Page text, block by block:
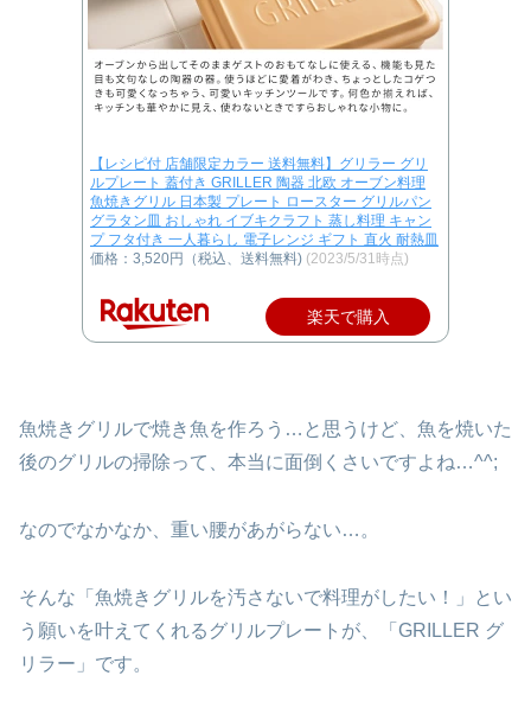
【レシピ付 店舗限定カラー 送料無料】グリラー グリ
ルプレート 蓋付き GRILLER 陶器 北欧 オーブン料理
魚焼きグリル 日本製 プレート ロースター グリルパン
グラタン皿 おしゃれ イブキクラフト 蒸し料理 キャン
プ フタ付き 一人暮らし 電子レンジ ギフト 直火 耐熱皿
価格：3,520円（税込、送料無料) (2023/5/31時点)
楽天で購入
魚焼きグリルで焼き魚を作ろう…と思うけど、魚を焼いた
後のグリルの掃除って、本当に面倒くさいですよね…^^;
なのでなかなか、重い腰があがらない…。
そんな「魚焼きグリルを汚さないで料理がしたい！」とい
う願いを叶えてくれるグリルプレートが、「GRILLER グ
リラー」です。